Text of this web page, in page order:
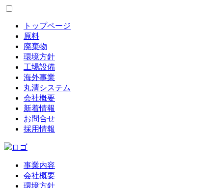
トップページ
原料
廃棄物
環境方針
工場設備
海外事業
丸清システム
会社概要
新着情報
お問合せ
採用情報
事業内容
会社概要
環境方針